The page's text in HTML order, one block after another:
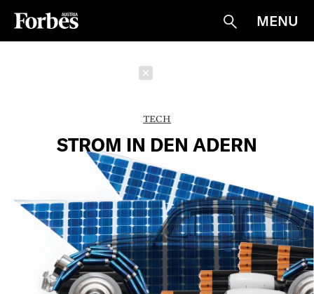
Suche
MENU
TECH
STROM IN DEN ADERN